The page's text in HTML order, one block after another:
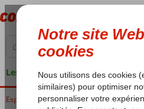
Les garanties de vacances
Îles Canaries Fuerteventura